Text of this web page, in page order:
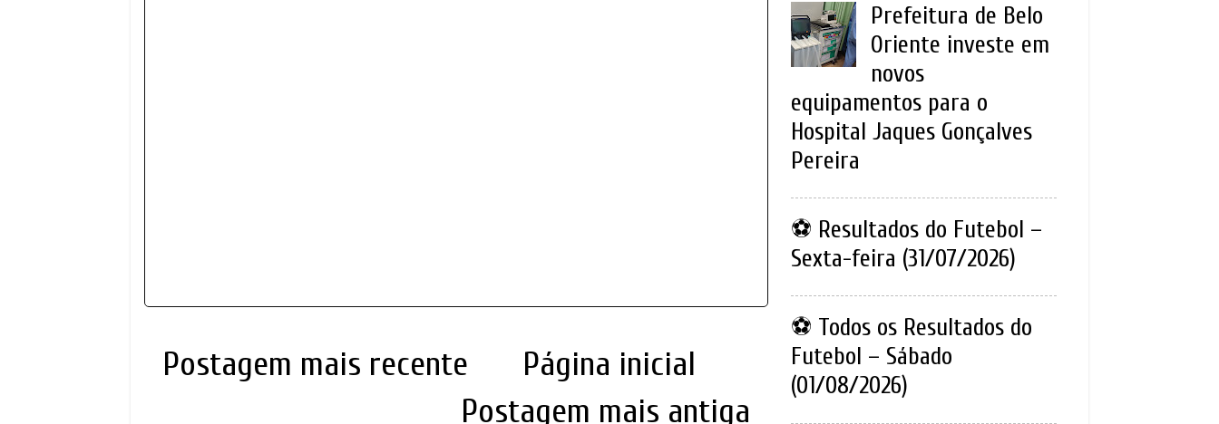
Postagem mais recente
Postagem mais antiga
Página inicial
Prefeitura de Belo
Oriente investe em
novos
equipamentos para o
Hospital Jaques Gonçalves
Pereira
⚽ Resultados do Futebol –
Sexta-feira (31/07/2026)
⚽ Todos os Resultados do
Futebol – Sábado
(01/08/2026)